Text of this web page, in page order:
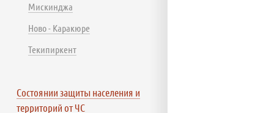
Мискинджа
Ново - Каракюре
Текипиркент
Состоянии защиты населения и
территорий от ЧС